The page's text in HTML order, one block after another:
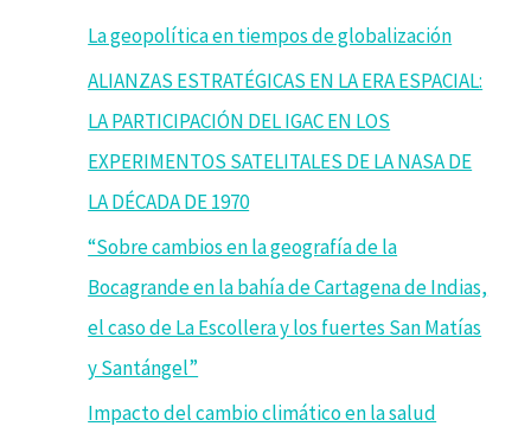
La geopolítica en tiempos de globalización
ALIANZAS ESTRATÉGICAS EN LA ERA ESPACIAL:
LA PARTICIPACIÓN DEL IGAC EN LOS
EXPERIMENTOS SATELITALES DE LA NASA DE
LA DÉCADA DE 1970
“Sobre cambios en la geografía de la
Bocagrande en la bahía de Cartagena de Indias,
el caso de La Escollera y los fuertes San Matías
y Santángel”
Impacto del cambio climático en la salud